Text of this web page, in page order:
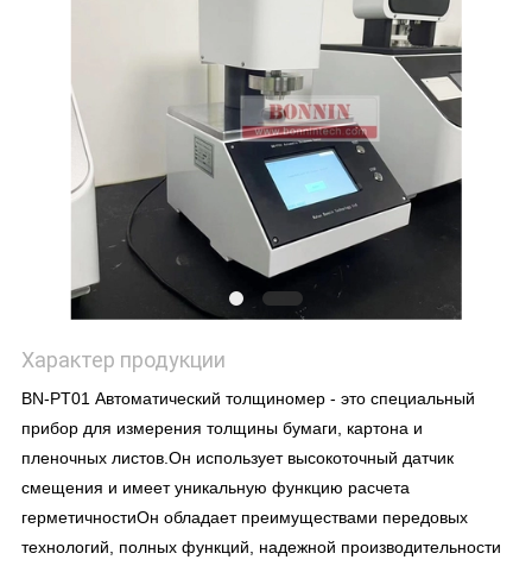
Характер продукции
BN-PT01 Автоматический толщиномер - это специальный
прибор для измерения толщины бумаги, картона и
пленочных листов.Он использует высокоточный датчик
смещения и имеет уникальную функцию расчета
герметичностиОн обладает преимуществами передовых
технологий, полных функций, надежной производительности